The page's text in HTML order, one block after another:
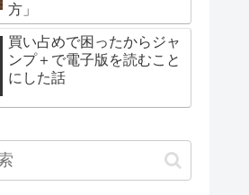
方」
買い占めで困ったからジャ
ンプ＋で電子版を読むこと
にした話